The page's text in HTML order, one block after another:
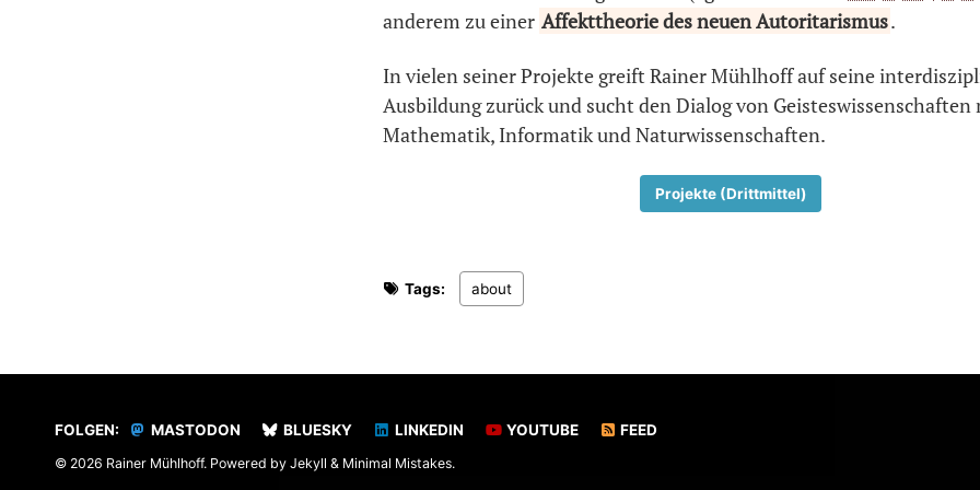
anderem zu einer Affekttheorie des neuen Autoritarismus.
In vielen seiner Projekte greift Rainer Mühlhoff auf seine
Ausbildung zurück und sucht den Dialog von Geisteswissenschaften
Mathematik, Informatik und Naturwissenschaften.
Projekte (Drittmittel)
Tags: about
FOLGEN: MASTODON BLUESKY LINKEDIN YOUTUBE FEED
© 2026 Rainer Mühlhoff. Powered by Jekyll & Minimal Mistakes.